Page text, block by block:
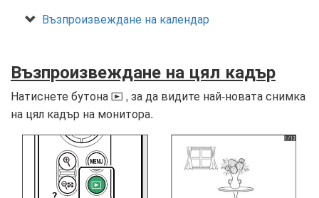
Възпроизвеждане на календар
Възпроизвеждане на цял кадър
Натиснете бутона K , за да видите най-новата снимка
на цял кадър на монитора.